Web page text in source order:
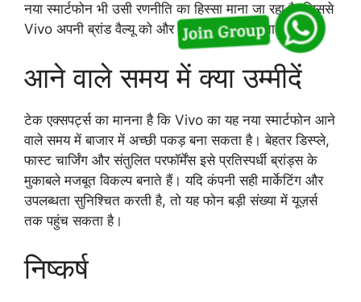
नया स्मार्टफोन भी उसी रणनीति का हिस्सा माना जा रहा है, जिससे
Vivo अपनी ब्रांड वैल्यू को और मजबूत करना चाहता है।
आने वाले समय में क्या उम्मीदें
टेक एक्सपर्ट्स का मानना है कि Vivo का यह नया स्मार्टफोन आने
वाले समय में बाजार में अच्छी पकड़ बना सकता है। बेहतर डिस्प्ले,
फास्ट चार्जिंग और संतुलित परफॉर्मेंस इसे प्रतिस्पर्धी ब्रांड्स के
मुकाबले मजबूत विकल्प बनाते हैं। यदि कंपनी सही मार्केटिंग और
उपलब्धता सुनिश्चित करती है, तो यह फोन बड़ी संख्या में यूज़र्स
तक पहुंच सकता है।
निष्कर्ष